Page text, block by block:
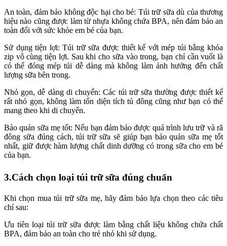
An toàn, đảm bảo không độc hại cho bé: Túi trữ sữa dù của thương
hiệu nào cũng được làm từ nhựa không chứa BPA, nên đảm bảo an
toàn đối với sức khỏe em bé của bạn.
Sử dụng tiện lợi: Túi trữ sữa được thiết kế với mép túi bằng khóa
zip vô cùng tiện lợi. Sau khi cho sữa vào trong, bạn chỉ cần vuốt là
có thể đóng mép túi dễ dàng mà không làm ảnh hưởng đến chất
lượng sữa bên trong.
Nhỏ gọn, dễ dàng di chuyển: Các túi trữ sữa thường được thiết kế
rất nhỏ gọn, không làm tốn diện tích tủ đông cũng như bạn có thể
mang theo khi di chuyển.
Bảo quản sữa mẹ tốt: Nếu bạn đảm bảo được quá trình lưu trữ và rã
đông sữa đúng cách, túi trữ sữa sẽ giúp bạn bảo quản sữa mẹ tốt
nhất, giữ được hàm lượng chất dinh dưỡng có trong sữa cho em bé
của bạn.
3.Cách chọn loại túi trữ sữa đúng chuẩn
Khi chọn mua túi trữ sữa mẹ, hãy đảm bảo lựa chọn theo các tiêu
chí sau:
Ưu tiên loại túi trữ sữa được làm bằng chất liệu không chứa chất
BPA, đảm bảo an toàn cho trẻ nhỏ khi sử dụng.